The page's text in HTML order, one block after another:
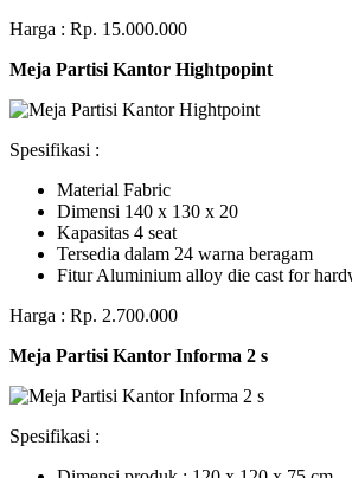
Harga : Rp. 15.000.000
Meja Partisi Kantor Hightpopint
Spesifikasi :
Material Fabric
Dimensi 140 x 130 x 20
Kapasitas 4 seat
Tersedia dalam 24 warna beragam
Fitur Aluminium alloy die cast for
Harga : Rp. 2.700.000
Meja Partisi Kantor Informa 2 s
Spesifikasi :